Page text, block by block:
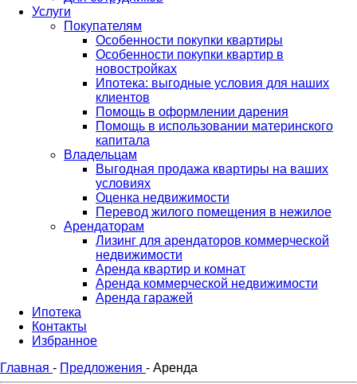
Услуги
Покупателям
Особенности покупки квартиры
Особенности покупки квартир в
новостройках
Ипотека: выгодные условия для наших
клиентов
Помощь в оформлении дарения
Помощь в использовании материнского
капитала
Владельцам
Выгодная продажа квартиры на ваших
условиях
Оценка недвижимости
Перевод жилого помещения в нежилое
Арендаторам
Лизинг для арендаторов коммерческой
недвижимости
Аренда квартир и комнат
Аренда коммерческой недвижимости
Аренда гаражей
Ипотека
Контакты
Избранное
Главная - Предложения - Аренда